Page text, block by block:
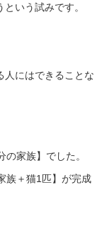
いう試みです。
人にはできることな
家族】でした。
族＋猫1匹】が完成